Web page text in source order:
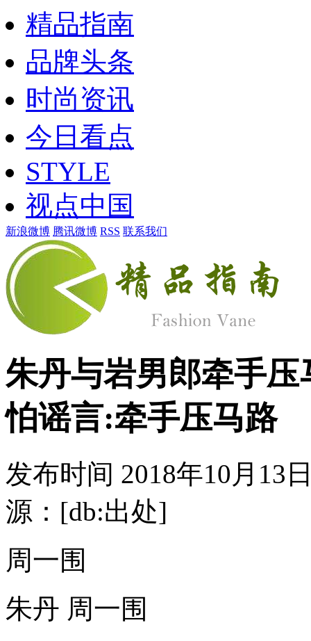
精品指南
品牌头条
时尚资讯
今日看点
STYLE
视点中国
新浪微博 腾讯微博 RSS 联系我们
朱丹与岩男郎牵手
怕谣言:牵手压马路
发布时间 2018年10月
源：[db:出处]
周一围
朱丹 周一围